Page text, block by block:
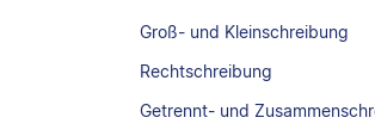
Groß- und Kleinschreibung
Rechtschreibung
Getrennt- und